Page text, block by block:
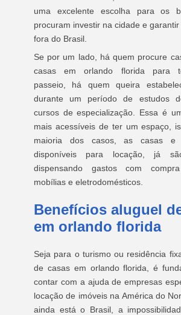
uma excelente escolha para os
procuram investir na cidade e
fora do Brasil.
Se por um lado, há quem procure
casas em orlando florida para
passeio, há quem queira
durante um período de estudos
cursos de especialização. Essa é
mais acessíveis de ter um espaço,
maioria dos casos, as casas e
disponíveis para locação, já
dispensando gastos com
mobílias e eletrodomésticos.
Benefícios aluguel
em orlando florida
Seja para o turismo ou residência
de casas em orlando florida, é
contar com a ajuda de empresas
locação de imóveis na América do
ainda está o Brasil, a